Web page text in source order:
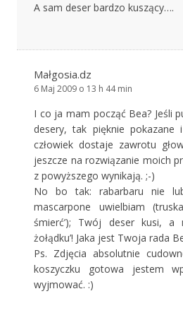
A sam deser bardzo kuszący….
Małgosia.dz
6 Maj 2009 o 13 h 44 min
I co ja mam począć Bea? Jeśli
desery, tak pięknie pokazane
człowiek dostaje zawrotu
jeszcze na rozwiązanie moich
z powyższego wynikają. ;-)
No bo tak: rabarbaru nie
mascarpone uwielbiam
śmierć’); Twój deser kusi, a
żołądku’! Jaka jest Twoja rada
Ps. Zdjęcia absolutnie
koszyczku gotowa jestem
wyjmować. :)